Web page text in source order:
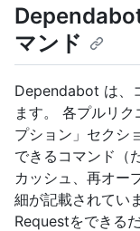
マンド
Dependabot は、
ます。 各プルリ
プション」セクシ
できるコマンド（
カッシュ、再オー
細が記載されてい
Requestをできる